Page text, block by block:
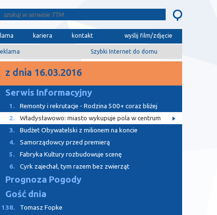
kariera kontakt wyślij film/zdjęcie
Szybki Internet do domu
z dnia 16.03.2016
Serwis Informacyjny
1.
Remonty i rekrutacje - Rodzina 500+ coraz bliżej
2.
Władysławowo: miasto wykupuje pola w centrum
3.
Budżet Obywatelski z milionem na koncie
4.
Samorządowcy przed premierą
5.
Fabryka Kultury rozbudowuje scenę
6.
Cyrk zajechał, tym razem bez zwierząt
Prognoza Pogody
Gość dnia
138. Tomasz Fopke